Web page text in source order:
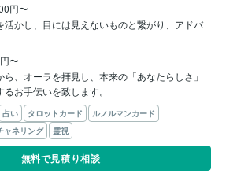
円〜
活かし、目には見えないものと繋がり、アドバ
〜
、オーラを拝見し、本来の「あなたらしさ」
お手伝いを致します。
占い タロットカード
ルノルマンカード
ャネリング 霊視
無料で見積り相談